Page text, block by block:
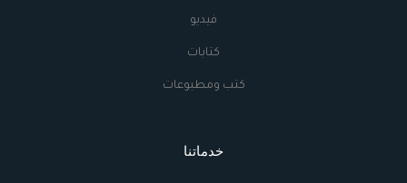
فيديو
كتابات
كتب ومطبوعات
خدماتنا